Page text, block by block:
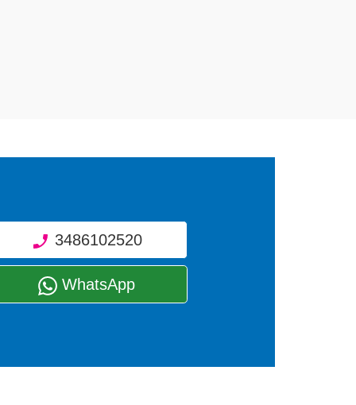
3486102520
WhatsApp